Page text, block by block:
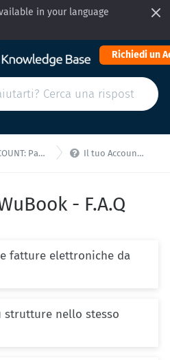
in your language
Richiedi un
and administration  Il tuo Account WuBook - F.A.Q
- F.A.Q
fatture elettroniche da
strutture nello stesso